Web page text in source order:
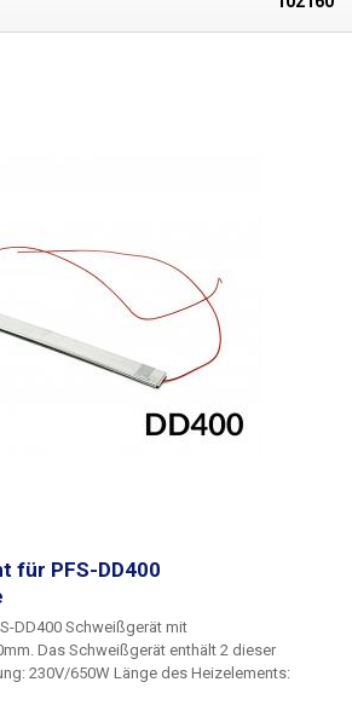
für PFS-DD400
DD400 Schweißgerät mit
Das Schweißgerät enthält 2 dieser